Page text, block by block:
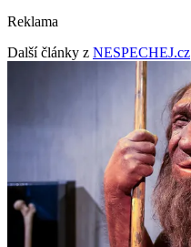
Reklama
Další články z NESPECHEJ.cz